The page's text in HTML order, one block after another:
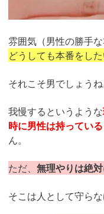
雰囲気（男性の勝手な
どうしても本番をし
それこそ男でしょうね
我慢するというような
時に男性は持っている
ん。
ただ、 無理やりは絶
そこは人として守ら